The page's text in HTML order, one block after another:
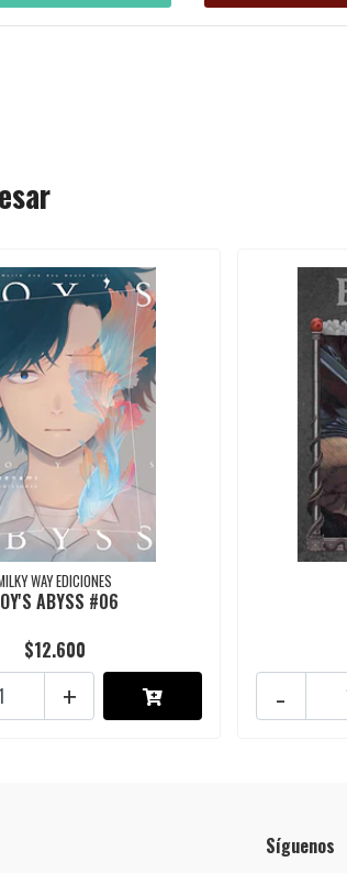
WAY EDICIONES
ABYSS #06
$12.600
+ -
Síguenos